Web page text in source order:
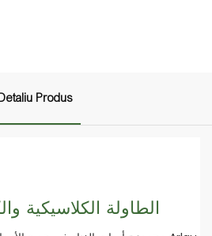
Produs
الطاولة الكلاسيكية